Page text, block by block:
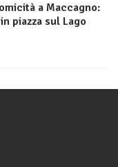
a Maccagno:
piazza sul Lago